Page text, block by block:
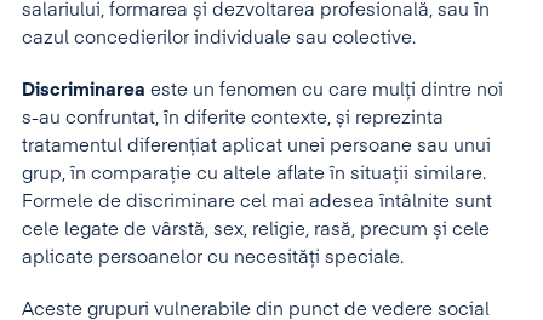
salariului, formarea și dezvoltarea profesională, sau în
cazul concedierilor individuale sau colective.
Discriminarea este un fenomen cu care mulți dintre noi
s-au confruntat, în diferite contexte, și reprezinta
tratamentul diferențiat aplicat unei persoane sau unui
grup, în comparație cu altele aflate în situații similare.
Formele de discriminare cel mai adesea întâlnite sunt
cele legate de vârstă, sex, religie, rasă, precum și cele
aplicate persoanelor cu necesități speciale.
Aceste grupuri vulnerabile din punct de vedere social